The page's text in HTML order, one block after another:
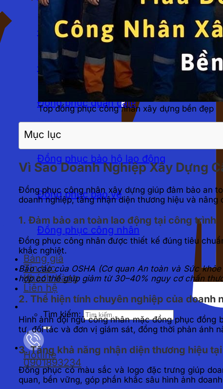
Đồng phục nhà hàng
Đồng phục khách sạn
Đồng phục quán cafe
LĨNH VỰC
Đồng phục bảo hộ lao động
Đồng phục bảo vệ
Đồng phục công nhân
Bảng giá
Tin tức
Khách hàng
Liên hệ
Tìm kiếm:
Hotline
0901893234
Top đồng phục công nhân xây dựng bền đẹp
Mục lục
Vì Sao Doanh Nghiệp Xây Dựng
Đồng phục công nhân xây dựng giúp đảm bảo an
doanh nghiệp, tăng nhận diện thương hiệu và
1. Đảm bảo an toàn lao động tại công trình
Đồng phục công nhân được thiết kế đúng tiêu
khắc nghiệt.
Báo cáo của OSHA (Cơ quan An toàn và Sức
hợp có thể giúp giảm từ 30–40% nguy cơ chấn
2. Thể hiện tính chuyên nghiệp của doanh
Hình ảnh đội ngũ công nhân mặc đồng phục
tư, đối tác và đơn vị giám sát, đồng thời phản ánh
3. Tăng khả năng nhận diện thương hiệu
Đồng phục có màu sắc và logo đặc trưng giúp
quan, bền vững, góp phần khắc sâu hình ảnh